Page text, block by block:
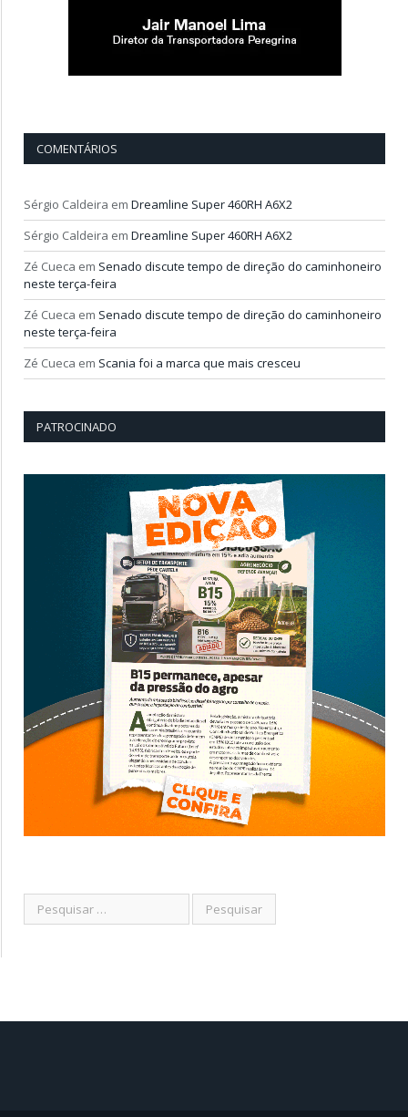
COMENTÁRIOS
Sérgio Caldeira em Dreamline Super 460RH A6X2
Sérgio Caldeira em Dreamline Super 460RH A6X2
Zé Cueca em Senado discute tempo de direção do caminhoneiro
neste terça-feira
Zé Cueca em Senado discute tempo de direção do caminhoneiro
neste terça-feira
Zé Cueca em Scania foi a marca que mais cresceu
PATROCINADO